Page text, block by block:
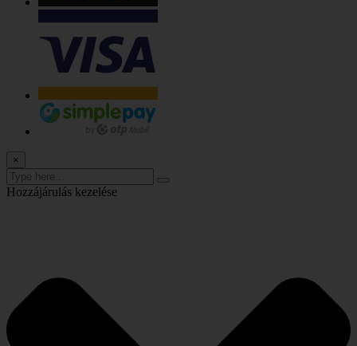
×
Hozzájárulás kezelése